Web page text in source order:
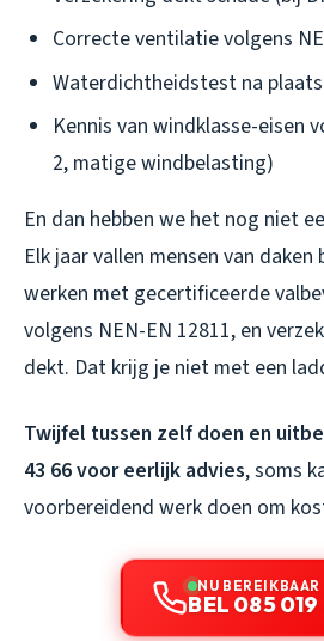
Correcte ventilatie volgens
Waterdichtheidstest na
Kennis van windklasse-eisen
2, matige windbelasting)
En dan hebben we het nog niet
Elk jaar vallen mensen van
werken met gecertificeerde
volgens NEN-EN 12811, en
dekt. Dat krijg je niet met een
Twijfel tussen zelf doen en
43 66 voor eerlijk advies, soms
voorbereidend werk doen om
NU BEREIKBAAR
BEL 085